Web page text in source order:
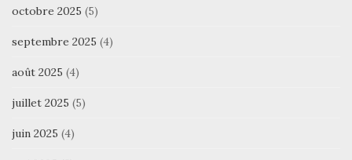
octobre 2025 (5)
septembre 2025 (4)
août 2025 (4)
juillet 2025 (5)
juin 2025 (4)